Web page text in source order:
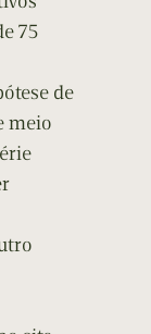
75
de
meio